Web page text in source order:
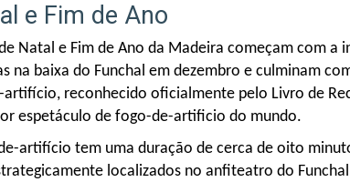
e Fim de Ano
Natal e Fim de Ano da Madeira começam com a
na baixa do Funchal em dezembro e culminam
reconhecido oficialmente pelo Livro de
espetáculo de fogo-de-artificio do mundo.
artifício tem uma duração de cerca de oito
localizados no anfiteatro do